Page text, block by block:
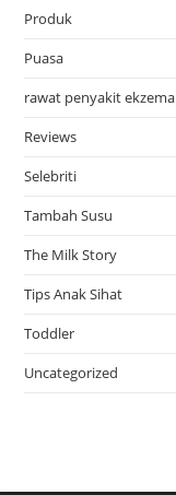
Produk
Puasa
rawat penyakit ekzema
Reviews
Selebriti
Tambah Susu
The Milk Story
Tips Anak Sihat
Toddler
Uncategorized